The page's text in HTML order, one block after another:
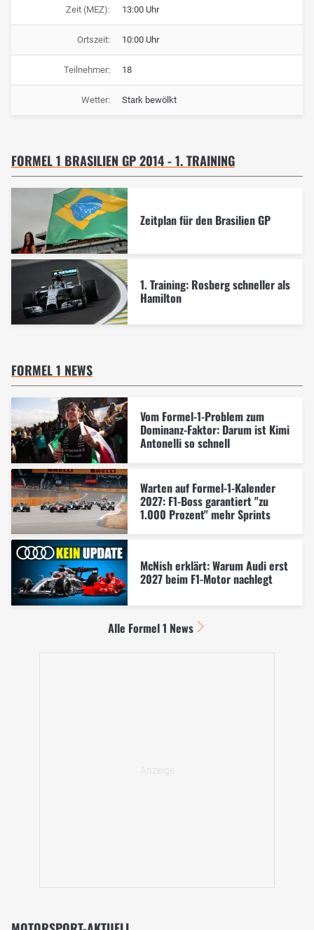
Zeit (MEZ): 13:00 Uhr
Ortszeit: 10:00 Uhr
Teilnehmer: 18
Wetter: Stark bewölkt
FORMEL 1 BRASILIEN GP 2014 - 1. TRAINING
Zeitplan für den Brasilien GP
1. Training: Rosberg schneller als
Hamilton
FORMEL 1 NEWS
Vom Formel-1-Problem zum
Dominanz-Faktor: Darum ist Kimi
Antonelli so schnell
Warten auf Formel-1-Kalender
2027: F1-Boss garantiert "zu
1.000 Prozent" mehr Sprints
McNish erklärt: Warum Audi erst
2027 beim F1-Motor nachlegt
Alle Formel 1 News